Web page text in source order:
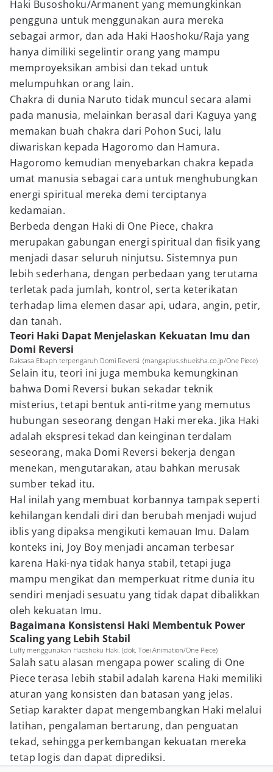
Haki Busoshoku/Armanent yang memungkinkan
pengguna untuk menggunakan aura mereka
sebagai armor, dan ada Haki Haoshoku/Raja yang
hanya dimiliki segelintir orang yang mampu
memproyeksikan ambisi dan tekad untuk
melumpuhkan orang lain.
Chakra di dunia Naruto tidak muncul secara alami
pada manusia, melainkan berasal dari Kaguya yang
memakan buah chakra dari Pohon Suci, lalu
diwariskan kepada Hagoromo dan Hamura.
Hagoromo kemudian menyebarkan chakra kepada
umat manusia sebagai cara untuk menghubungkan
energi spiritual mereka demi terciptanya
kedamaian.
Berbeda dengan Haki di One Piece, chakra
merupakan gabungan energi spiritual dan fisik yang
menjadi dasar seluruh ninjutsu. Sistemnya pun
lebih sederhana, dengan perbedaan yang terutama
terletak pada jumlah, kontrol, serta keterikatan
terhadap lima elemen dasar api, udara, angin, petir,
dan tanah.
Teori Haki Dapat Menjelaskan Kekuatan Imu dan
Domi Reversi
Raksasa Elbaph terpengaruh Domi Reversi. (mangaplus.shueisha.co.jp/One Piece)
Selain itu, teori ini juga membuka kemungkinan
bahwa Domi Reversi bukan sekadar teknik
misterius, tetapi bentuk anti-ritme yang memutus
hubungan seseorang dengan Haki mereka. Jika Haki
adalah ekspresi tekad dan keinginan terdalam
seseorang, maka Domi Reversi bekerja dengan
menekan, mengutarakan, atau bahkan merusak
sumber tekad itu.
Hal inilah yang membuat korbannya tampak seperti
kehilangan kendali diri dan berubah menjadi wujud
iblis yang dipaksa mengikuti kemauan Imu. Dalam
konteks ini, Joy Boy menjadi ancaman terbesar
karena Haki-nya tidak hanya stabil, tetapi juga
mampu mengikat dan memperkuat ritme dunia itu
sendiri menjadi sesuatu yang tidak dapat dibalikkan
oleh kekuatan Imu.
Bagaimana Konsistensi Haki Membentuk Power
Scaling yang Lebih Stabil
Luffy menggunakan Haoshoku Haki. (dok. Toei Animation/One Piece)
Salah satu alasan mengapa power scaling di One
Piece terasa lebih stabil adalah karena Haki memiliki
aturan yang konsisten dan batasan yang jelas.
Setiap karakter dapat mengembangkan Haki melalui
latihan, pengalaman bertarung, dan penguatan
tekad, sehingga perkembangan kekuatan mereka
tetap logis dan dapat diprediksi.